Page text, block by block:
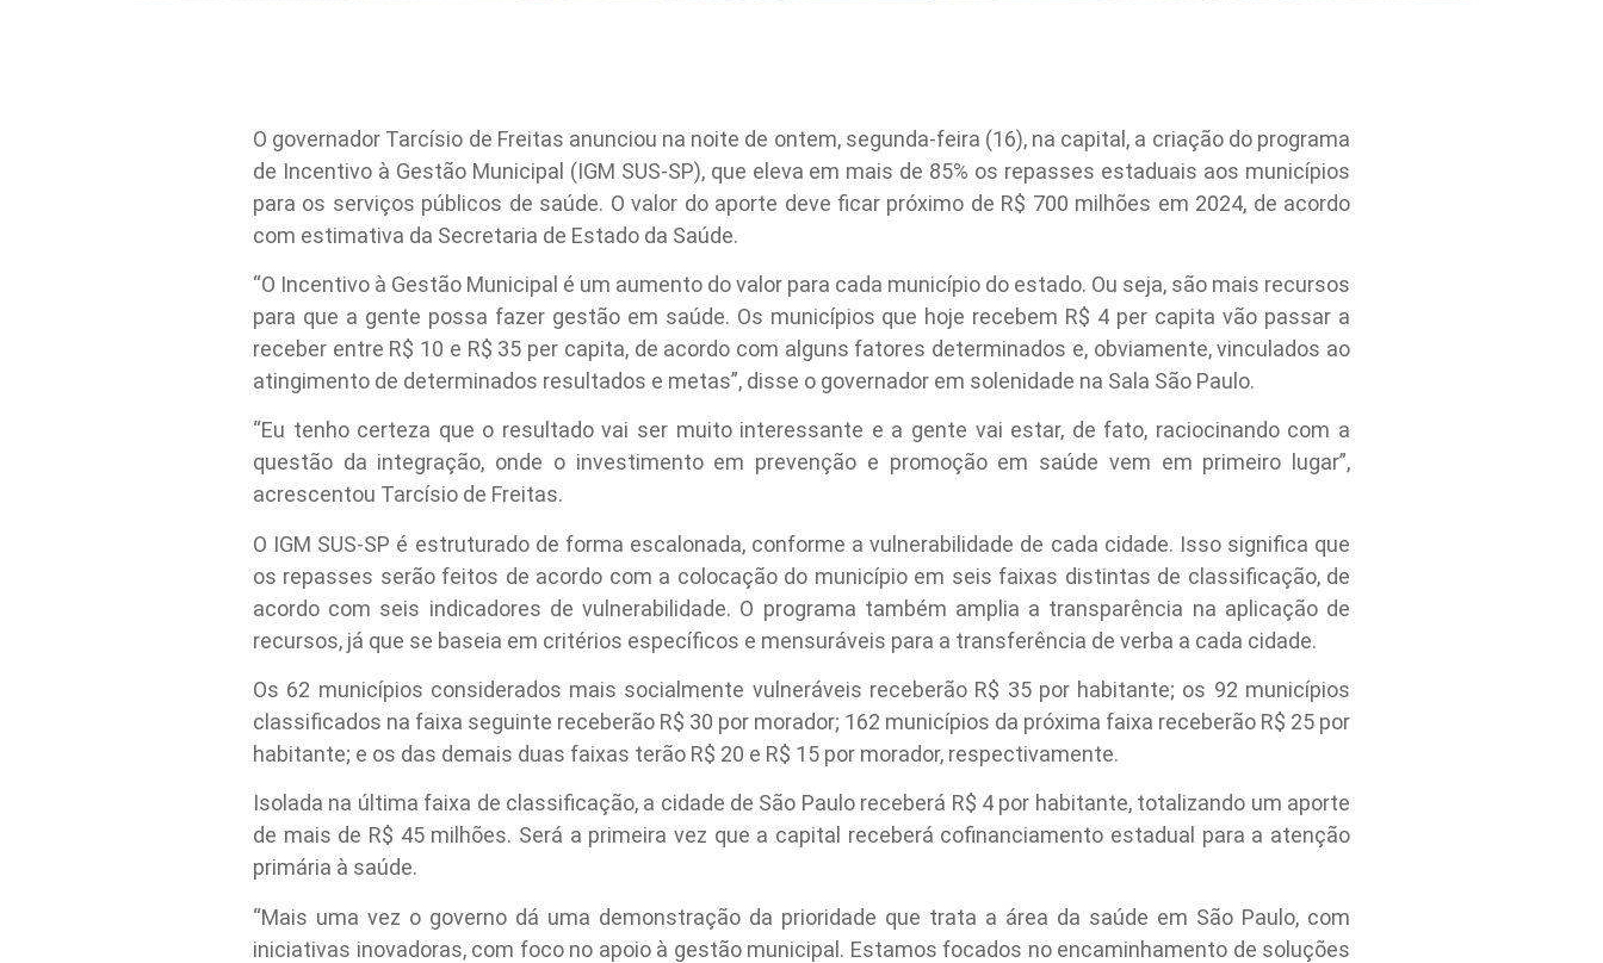
O governador Tarcísio de Freitas anunciou na noite de ontem, segunda-feira (16), na capital, a criação do programa
de Incentivo à Gestão Municipal (IGM SUS-SP), que eleva em mais de 85% os repasses estaduais aos municípios
para os serviços públicos de saúde. O valor do aporte deve ficar próximo de R$ 700 milhões em 2024, de acordo
com estimativa da Secretaria de Estado da Saúde.
“O Incentivo à Gestão Municipal é um aumento do valor para cada município do estado. Ou seja, são mais recursos
para que a gente possa fazer gestão em saúde. Os municípios que hoje recebem R$ 4 per capita vão passar a
receber entre R$ 10 e R$ 35 per capita, de acordo com alguns fatores determinados e, obviamente, vinculados ao
atingimento de determinados resultados e metas”, disse o governador em solenidade na Sala São Paulo.
“Eu tenho certeza que o resultado vai ser muito interessante e a gente vai estar, de fato, raciocinando com a
questão da integração, onde o investimento em prevenção e promoção em saúde vem em primeiro lugar”,
acrescentou Tarcísio de Freitas.
O IGM SUS-SP é estruturado de forma escalonada, conforme a vulnerabilidade de cada cidade. Isso significa que
os repasses serão feitos de acordo com a colocação do município em seis faixas distintas de classificação, de
acordo com seis indicadores de vulnerabilidade. O programa também amplia a transparência na aplicação de
recursos, já que se baseia em critérios específicos e mensuráveis para a transferência de verba a cada cidade.
Os 62 municípios considerados mais socialmente vulneráveis receberão R$ 35 por habitante; os 92 municípios
classificados na faixa seguinte receberão R$ 30 por morador; 162 municípios da próxima faixa receberão R$ 25 por
habitante; e os das demais duas faixas terão R$ 20 e R$ 15 por morador, respectivamente.
Isolada na última faixa de classificação, a cidade de São Paulo receberá R$ 4 por habitante, totalizando um aporte
de mais de R$ 45 milhões. Será a primeira vez que a capital receberá cofinanciamento estadual para a atenção
primária à saúde.
“Mais uma vez o governo dá uma demonstração da prioridade que trata a área da saúde em São Paulo, com
iniciativas inovadoras, com foco no apoio à gestão municipal. Estamos focados no encaminhamento de soluções